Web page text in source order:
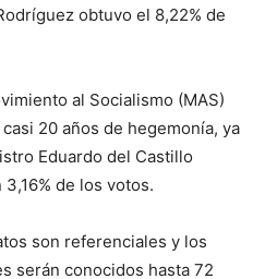
obtuvo el 8,22% de
al Socialismo (MAS)
20 años de hegemonía, ya
Eduardo del Castillo
de los votos.
son referenciales y los
serán conocidos hasta 72